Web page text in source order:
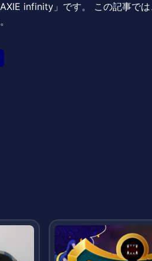
infinity」です。 この記事で